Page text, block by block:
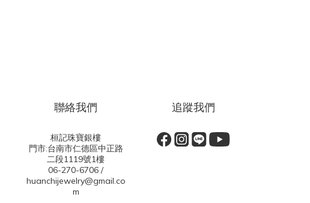
聯絡我們
桓記珠寶銀樓
門市:台南市仁德區中正路
二段1119號1樓
06-270-6706 /
huanchijewelry@gmail.co
m
追蹤我們